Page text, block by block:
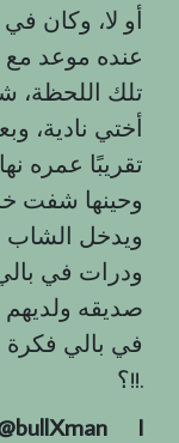
أو لا، وكان
عنده موعد
تلك
أختي نادية،
تقريبًا عمره
وحينها شفت
ويدخل الشاب
ودرات في
صديقه
في بالي
؟!!.
I